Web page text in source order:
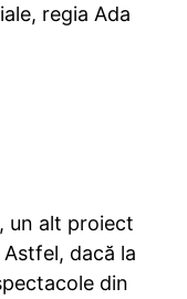
regia Ada
un alt proiect
dacă la
din